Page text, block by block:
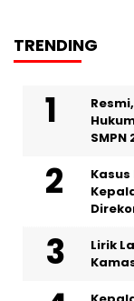
TRENDING
Lirik